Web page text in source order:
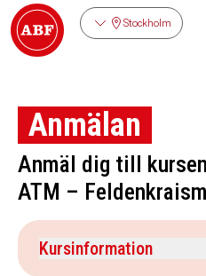
Stockholm
Anmälan
Anmäl dig till
ATM –
Kursinformation